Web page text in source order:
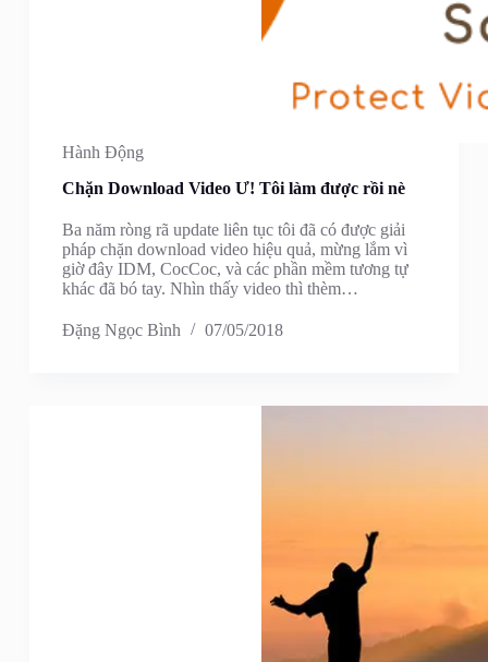
Hành Động
Chặn Download Video Ư! Tôi làm được rồi nè
Ba năm ròng rã update liên tục tôi đã có được giải
pháp chặn download video hiệu quả, mừng lắm vì
giờ đây IDM, CocCoc, và các phần mềm tương tự
khác đã bó tay. Nhìn thấy video thì thèm…
Đặng Ngọc Bình 07/05/2018